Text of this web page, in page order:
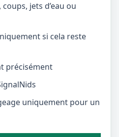
jets d’eau ou
si cela reste
précisément
uniquement pour un